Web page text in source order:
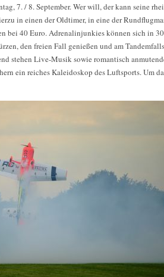
7. / 8. September. Wer will, der kann seine
in einen der Oldtimer, in eine der
bei 40 Euro. Adrenalinjunkies können sich in
den freien Fall genießen und am
stehen Live-Musik sowie romantisch
ein reiches Kaleidoskop des Luftsports. Um